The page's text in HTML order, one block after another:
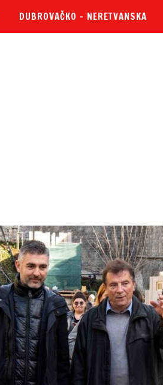
DUBROVAČKO – NERETVANSKA